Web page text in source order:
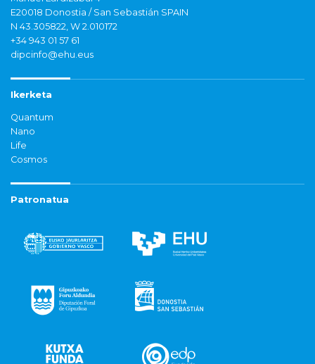
E20018 Donostia / San Sebastián SPAIN
N 43.305822, W 2.010172
+34 943 01 57 61
dipcinfo@ehu.eus
Ikerketa
Quantum
Nano
Life
Cosmos
Patronatua